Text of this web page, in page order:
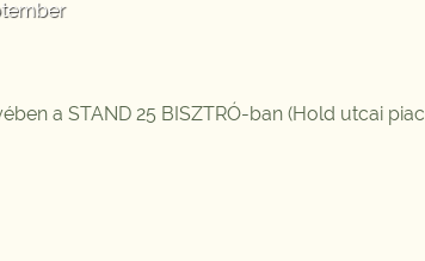
a STAND 25 BISZTRÓ-ban (Hold utcai piac